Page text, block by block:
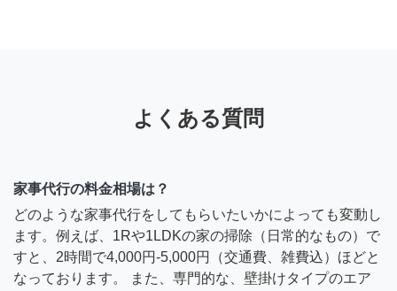
よくある質問
家事代行の料金相場は？
どのような家事代行をしてもらいたいかによっても変動し
ます。例えば、1Rや1LDKの家の掃除（日常的なもの）で
すと、2時間で4,000円-5,000円（交通費、雑費込）ほどと
なっております。 また、専門的な、壁掛けタイプのエア